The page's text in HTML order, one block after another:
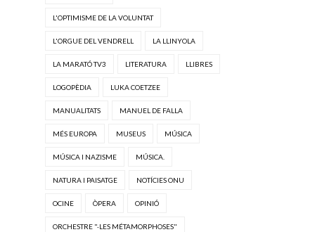
L'OPTIMISME DE LA VOLUNTAT
L'ORGUE DEL VENDRELL LA LLINYOLA
LA MARATÓ TV3 LITERATURA LLIBRES
LOGOPÈDIA LUKA COETZEE
MANUALITATS MANUEL DE FALLA
MÉS EUROPA MUSEUS MÚSICA
MÚSICA I NAZISME MÚSICA.
NATURA I PAISATGE NOTÍCIES ONU
OCINE ÒPERA OPINIÓ
ORCHESTRE "·LES MÉTAMORPHOSES"